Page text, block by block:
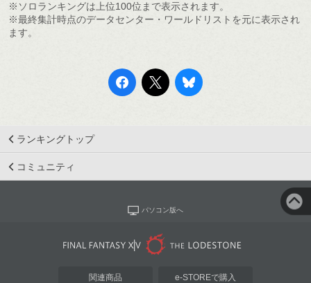
※ソロランキングは上位100位まで表示されます。
※最終集計時点のデータセンター・ワールドリストを元に表示され
ます。
ランキングトップ
コミュニティ
パソコン版へ
関連商品 e-STOREで購入